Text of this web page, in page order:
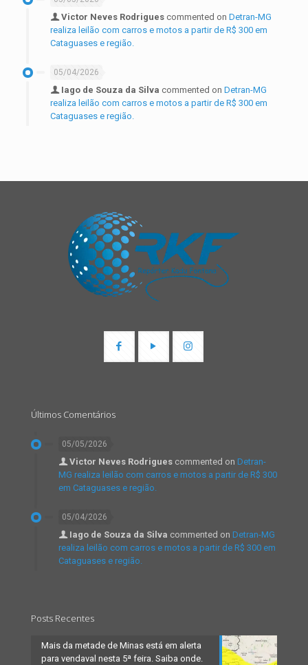
Victor Neves Rodrigues commented on Detran-MG
realiza leilão com carros e motos a partir de R$ 300 em
Cataguases e região.
05/04/2026
Iago de Souza da Silva commented on Detran-MG
realiza leilão com carros e motos a partir de R$ 300 em
Cataguases e região.
Últimos Comentários
05/05/2026
Victor Neves Rodrigues commented on Detran-
MG realiza leilão com carros e motos a partir de R$ 300
em Cataguases e região.
05/04/2026
Iago de Souza da Silva commented on Detran-MG
realiza leilão com carros e motos a partir de R$ 300 em
Cataguases e região.
Posts Recentes
Mais da metade de Minas está em alerta
para vendaval nesta 5ª feira. Saiba onde.